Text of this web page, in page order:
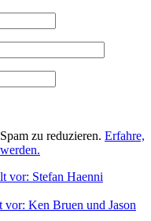
zu reduzieren. Erfahre,
vor: Stefan Haenni
Ken Bruen und Jason